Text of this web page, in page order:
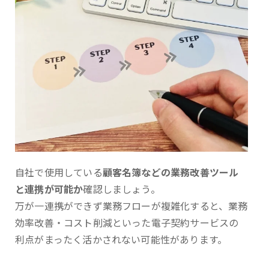
自社で使用している顧客名簿などの業務改善ツール
と連携が可能か確認しましょう。
万が一連携ができず業務フローが複雑化すると、業務
効率改善・コスト削減といった電子契約サービスの
利点がまったく活かされない可能性があります。